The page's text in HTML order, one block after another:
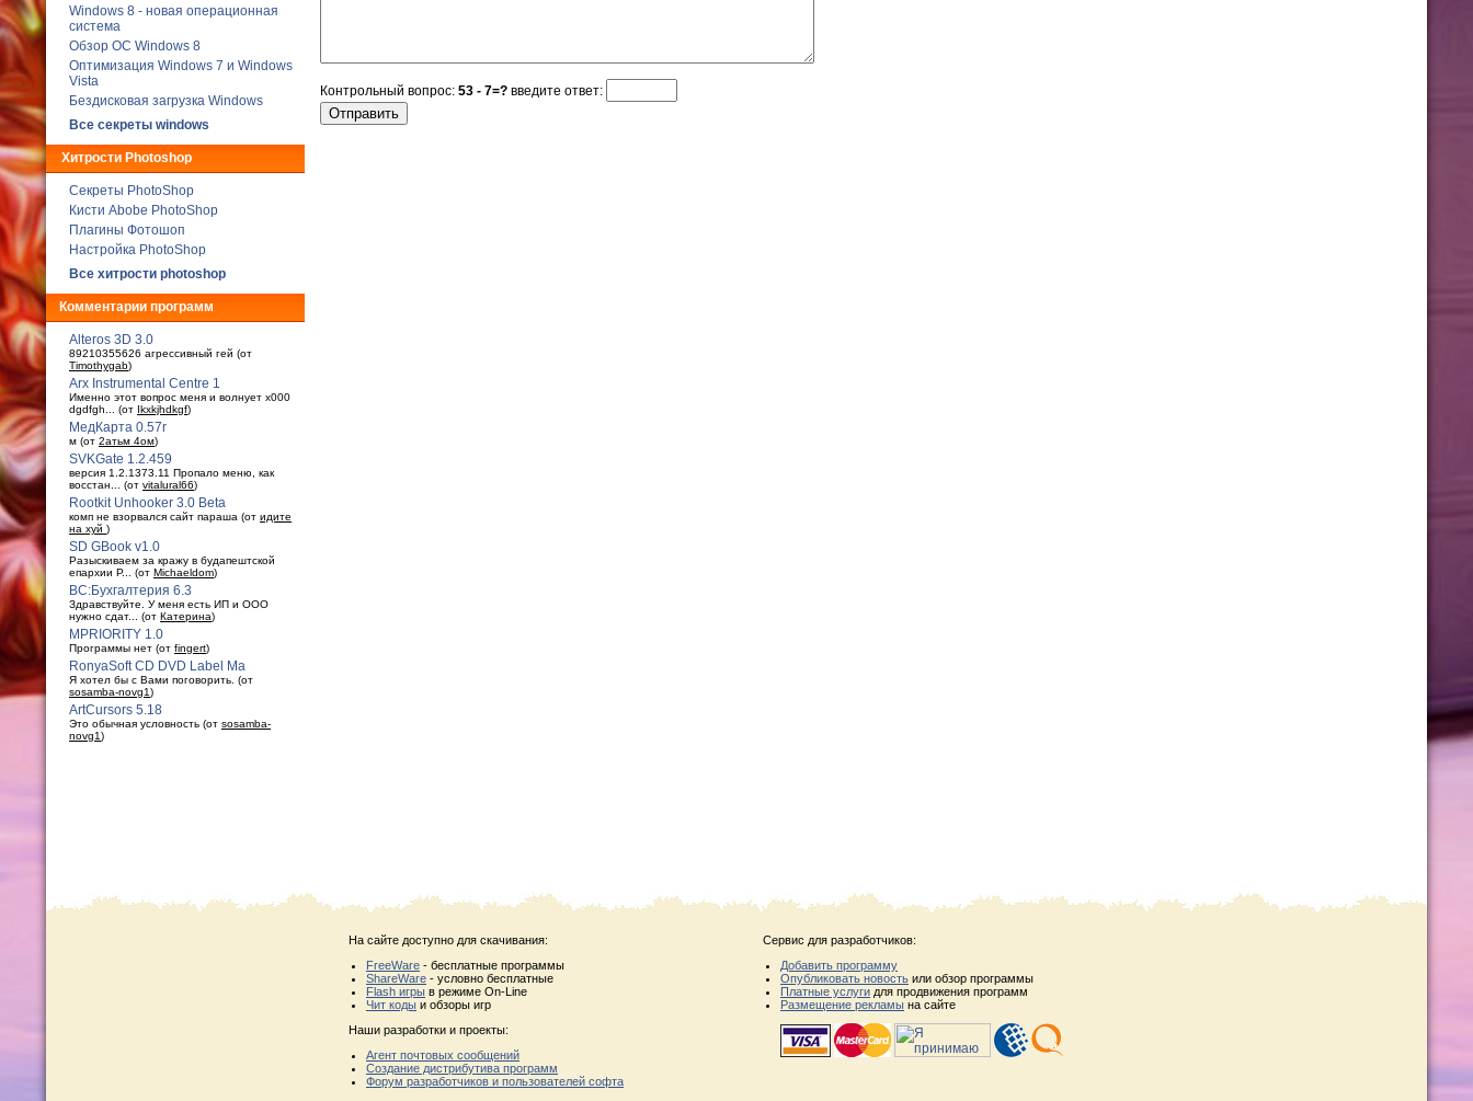
Windows 8 - новая операционная
система
Обзор ОС Windows 8
Оптимизация Windows 7 и Windows
Vista
Бездисковая загрузка Windows
Все секреты windows
Хитрости Photoshop
Секреты PhotoShop
Кисти Abobe PhotoShop
Плагины Фотошоп
Настройка PhotoShop
Все хитрости photoshop
Комментарии программ
Alteros 3D 3.0
89210355626 агрессивный гей (от
Timothygab)
Arx Instrumental Centre 1
Именно этот вопрос меня и волнует x000
dgdfgh... (от Ikxkjhdkgf)
МедКарта 0.57r
м (от 2атьм 4ом)
SVKGate 1.2.459
версия 1.2.1373.11 Пропало меню, как
восстан... (от vitalural66)
Rootkit Unhooker 3.0 Beta
комп не взорвался сайт параша (от идите
на хуй )
SD GBook v1.0
Разыскиваем за кражу в будaпештской
епархии Р... (от Michaeldom)
ВС:Бухгалтерия 6.3
Здравствуйте. У меня есть ИП и ООО
нужно сдат... (от Катерина)
MPRIORITY 1.0
Программы нет (от fingert)
RonyaSoft CD DVD Label Ma
Я хотел бы с Вами поговорить. (от
sosamba-novg1)
ArtCursors 5.18
Это обычная условность (от sosamba-
novg1)
Контрольный вопрос: 53 - 7=? введите ответ:
На сайте доступно для скачивания:
FreeWare - бесплатные программы
ShareWare - условно бесплатные
Flash игры в режиме On-Line
Чит коды и обзоры игр
Наши разработки и проекты:
Агент почтовых сообщений
Создание дистрибутива программ
Форум разработчиков и пользователей софта
Сервис для разработчиков:
Добавить программу
Опубликовать новость или обзор программы
Платные услуги для продвижения программ
Размещение рекламы на сайте